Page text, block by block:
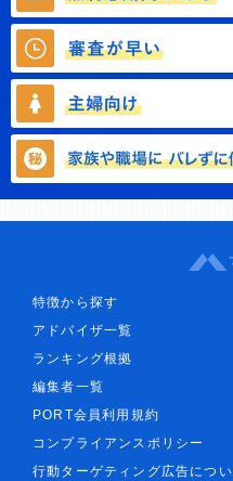
特徴から探す
アドバイザ一覧
ランキング根拠
編集者一覧
PORT会員利用規約
コンプライアンスポリシー
行動ターゲティング広告につい